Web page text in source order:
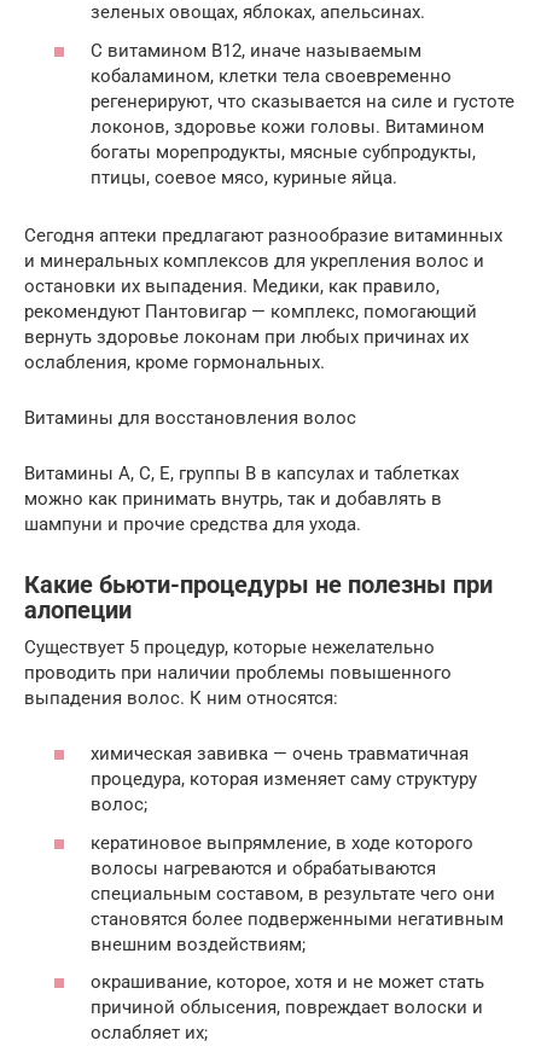
зеленых овощах, яблоках, апельсинах.
С витамином B12, иначе называемым
кобаламином, клетки тела своевременно
регенерируют, что сказывается на силе и густоте
локонов, здоровье кожи головы. Витамином
богаты морепродукты, мясные субпродукты,
птицы, соевое мясо, куриные яйца.
Сегодня аптеки предлагают разнообразие витаминных
и минеральных комплексов для укрепления волос и
остановки их выпадения. Медики, как правило,
рекомендуют Пантовигар — комплекс, помогающий
вернуть здоровье локонам при любых причинах их
ослабления, кроме гормональных.
Витамины для восстановления волос
Витамины A, C, E, группы B в капсулах и таблетках
можно как принимать внутрь, так и добавлять в
шампуни и прочие средства для ухода.
Какие бьюти-процедуры не полезны при
алопеции
Существует 5 процедур, которые нежелательно
проводить при наличии проблемы повышенного
выпадения волос. К ним относятся:
химическая завивка — очень травматичная
процедура, которая изменяет саму структуру
волос;
кератиновое выпрямление, в ходе которого
волосы нагреваются и обрабатываются
специальным составом, в результате чего они
становятся более подверженными негативным
внешним воздействиям;
окрашивание, которое, хотя и не может стать
причиной облысения, повреждает волоски и
ослабляет их;